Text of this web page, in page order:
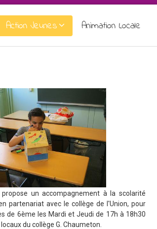
Action Jeunes Animation Locale
propose un accompagnement à la scolarité
partenariat avec le collège de l'Union, pour
de 6ème les Mardi et Jeudi de 17h à 18h30
du collège G. Chaumeton.